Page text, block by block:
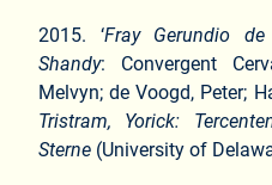
2015. ‘Fray Gerundio de
Shandy: Convergent
Melvyn; de Voogd, Peter;
Tristram, Yorick:
Sterne (University of